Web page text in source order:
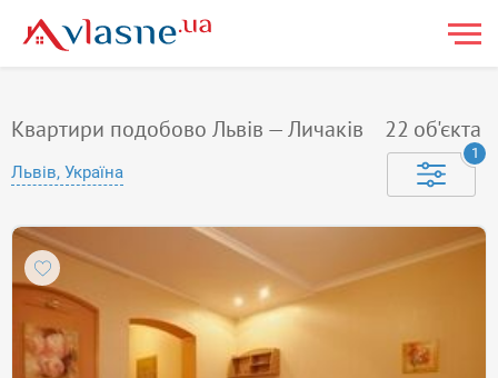
Квартири подобово Львів — Личаків 22 об'єкта
Львів, Україна
1